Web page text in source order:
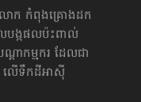
ោក កំពុងគ្រោងដក
លបង្កផលប៉ះពាល់
ដាកម្មករ ដែលជា
លើទឹកដីអាស៊ី